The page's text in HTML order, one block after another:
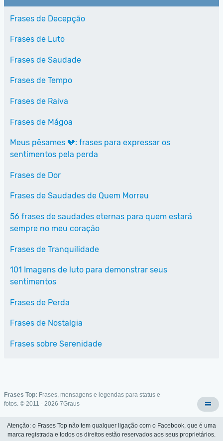
Frases de Decepção
Frases de Luto
Frases de Saudade
Frases de Tempo
Frases de Raiva
Frases de Mágoa
Meus pêsames 💔: frases para expressar os
sentimentos pela perda
Frases de Dor
Frases de Saudades de Quem Morreu
56 frases de saudades eternas para quem estará
sempre no meu coração
Frases de Tranquilidade
101 Imagens de luto para demonstrar seus
sentimentos
Frases de Perda
Frases de Nostalgia
Frases sobre Serenidade
Frases Top: Frases, mensagens e legendas para status e
fotos. © 2011 - 2026 7Graus
Atenção: o Frases Top não tem qualquer ligação com o Facebook, que é uma
marca registrada e todos os direitos estão reservados aos seus proprietários.